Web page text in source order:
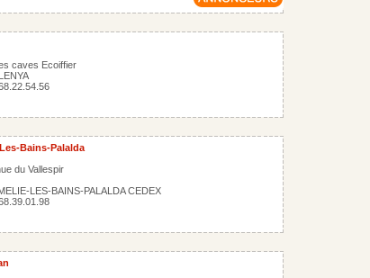
caves Ecoiffier
Bains-Palalda
du Vallespir
LES-BAINS-PALALDA CEDEX